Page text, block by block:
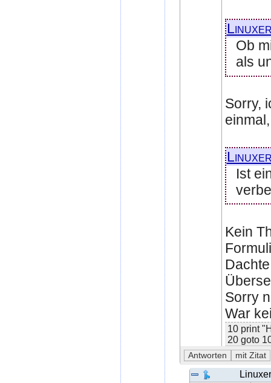
Ob
als
Sorry,
Ist
Kein
Sorry
War
10 print
20 goto
Linuxer